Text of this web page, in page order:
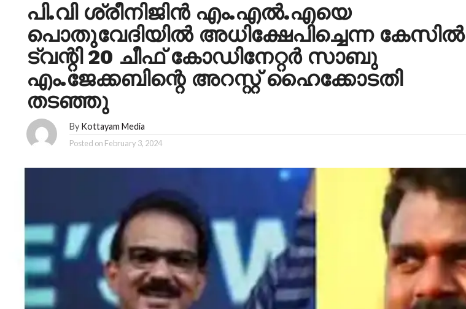
പി.വി ശ്രീനിജിൻ എം.എൽ.എയെ
പൊതുവേദിയിൽ അധിക്ഷേപിച്ചെന്ന കേസിൽ
ട്വന്റി 20 ചീഫ് കോഡിനേറ്റർ സാബു
എം.ജേക്കബിന്റെ അറസ്റ്റ് ഹൈക്കോടതി
തടഞ്ഞു
By Kottayam Media
Posted on February 3, 2024